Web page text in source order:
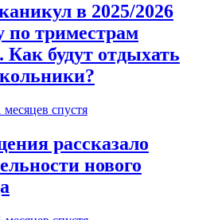
в 2025/2026
по триместрам
Как будут отдыхать
месяцев спустя
рассказало
нового